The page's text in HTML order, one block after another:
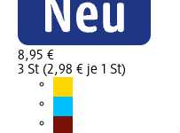
8,95 €
3 St (2,98 € je 1 St)